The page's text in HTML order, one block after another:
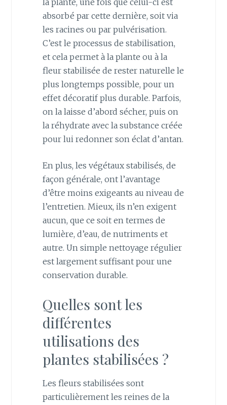
absorbé par cette dernière, soit via
les racines ou par pulvérisation.
C’est le processus de stabilisation,
et cela permet à la plante ou à la
fleur stabilisée de rester naturelle le
plus longtemps possible, pour un
effet décoratif plus durable. Parfois,
on la laisse d’abord sécher, puis on
la réhydrate avec la substance créée
pour lui redonner son éclat d’antan.
En plus, les végétaux stabilisés, de
façon générale, ont l’avantage
d’être moins exigeants au niveau de
l’entretien. Mieux, ils n’en exigent
aucun, que ce soit en termes de
lumière, d’eau, de nutriments et
autre. Un simple nettoyage régulier
est largement suffisant pour une
conservation durable.
Quelles sont les
différentes
utilisations des
plantes stabilisées ?
Les fleurs stabilisées sont
particulièrement les reines de la